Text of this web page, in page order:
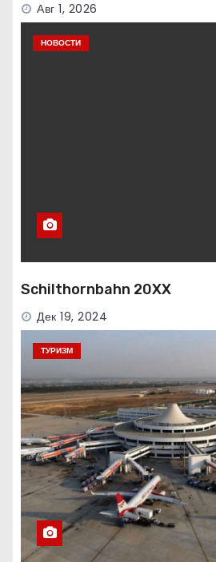
Авг 1, 2026
НОВОСТИ
Schilthornbahn 20XX
Дек 19, 2024
ТУРИЗМ